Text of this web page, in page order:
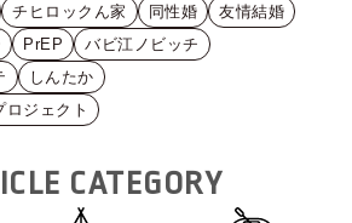
チヒロックん家 同性婚
友情結婚
PrEP
バビ江ノビッチ
しんたか
ロジェクト
CATEGORY